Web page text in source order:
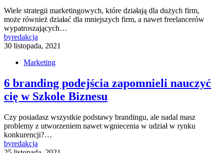
Wiele strategii marketingowych, które działają dla dużych firm,
może również działać dla mniejszych firm, a nawet freelancerów
wypatroszających…
byredakcja
30 listopada, 2021
Marketing
6 branding podejścia zapomnieli nauczyć
cię w Szkole Biznesu
Czy posiadasz wszystkie podstawy brandingu, ale nadal masz
problemy z utworzeniem nawet wgniecenia w udział w rynku
konkurencji?…
byredakcja